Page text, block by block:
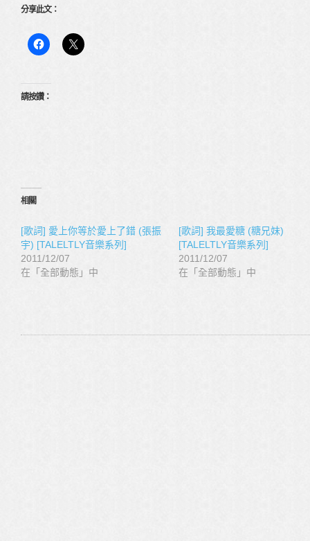
分享此文：
請按讚：
相關
[歌詞] 愛上你等於愛上了錯 (張振
宇) [TALELTLY音樂系列]
2011/12/07
在「全部動態」中
[歌詞] 我最愛糖 (糖兄妹)
[TALELTLY音樂系列]
2011/12/07
在「全部動態」中